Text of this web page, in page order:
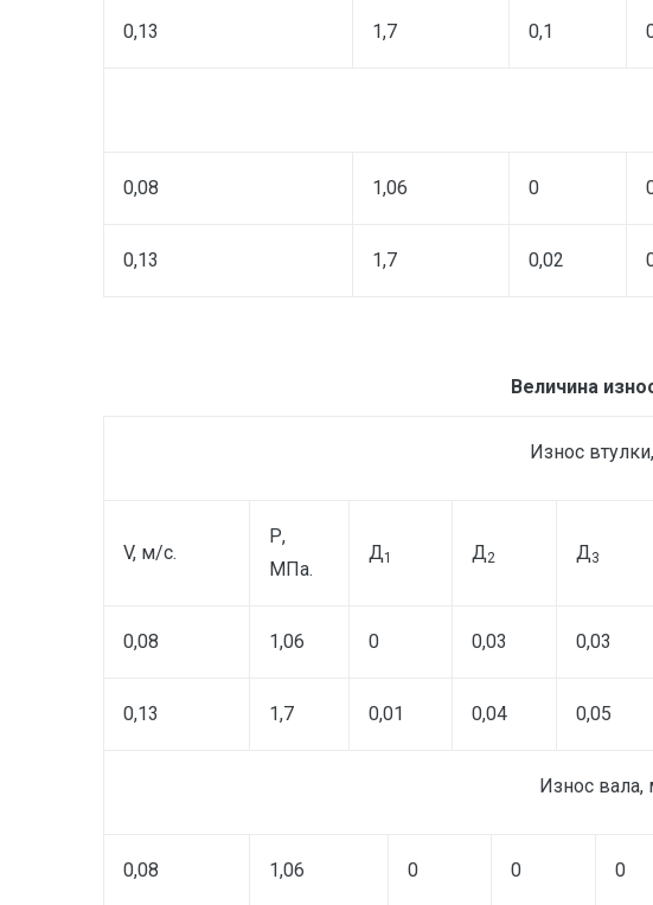
0,13 1,7 0,1
0,08 1,06 0
0,13 1,7 0,02
Величина
Износ
V, м/с.
Р,
МПа.
Д1 Д2 Д3
0,08 1,06 0 0,03 0,03
0,13 1,7 0,01 0,04 0,05
Износ вала,
0,08 1,06 0 0 0